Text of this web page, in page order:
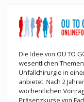
Die Idee von OU TO
wesentlichen
Unfallchirurgie in
anbietet. Nach 2
wöchentlichen
Präsenzkurse von